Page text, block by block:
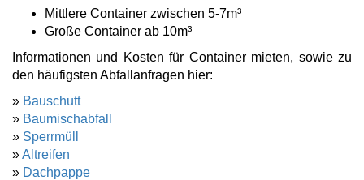
Mittlere Container zwischen 5-7m³
Große Container ab 10m³
Informationen und Kosten für Container mieten, sowie zu
den häufigsten Abfallanfragen hier:
» Bauschutt
» Baumischabfall
» Sperrmüll
»Altreifen
» Dachpappe